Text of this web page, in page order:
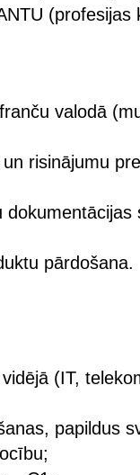
(profesijas
valodā
risinājumu
dokumentācijas
pārdošana.
(IT,
papildus